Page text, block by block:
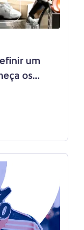
um
os